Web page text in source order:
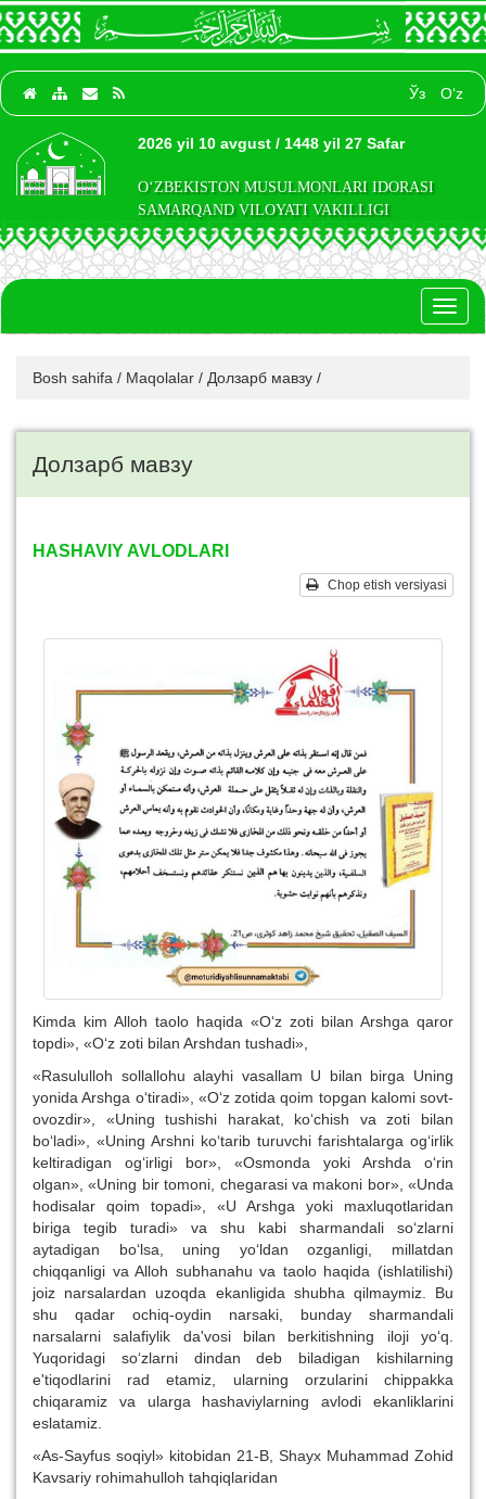
Ўз O‘z
2026 yil 10 avgust / 1448 yil 27 Safar
O‘ZBEKISTON MUSULMONLARI IDORASI
SAMARQAND VILOYATI VAKILLIGI
Bosh sahifa / Maqolalar / Долзарб мавзу /
Долзарб мавзу
HASHAVIY AVLODLARI
Chop etish versiyasi
Kimda kim Alloh taolo haqida «O‘z zoti bilan Arshga qaror
topdi», «O‘z zoti bilan Arshdan tushadi»,
«Rasululloh sollallohu alayhi vasallam U bilan birga Uning
yonida Arshga o‘tiradi», «O‘z zotida qoim topgan kalomi sovt-
ovozdir», «Uning tushishi harakat, ko‘chish va zoti bilan
bo‘ladi», «Uning Arshni ko‘tarib turuvchi farishtalarga og‘irlik
keltiradigan og‘irligi bor», «Osmonda yoki Arshda o‘rin
olgan», «Uning bir tomoni, chegarasi va makoni bor», «Unda
hodisalar qoim topadi», «U Arshga yoki maxluqotlaridan
biriga tegib turadi» va shu kabi sharmandali so‘zlarni
aytadigan bo‘lsa, uning yo‘ldan ozganligi, millatdan
chiqqanligi va Alloh subhanahu va taolo haqida (ishlatilishi)
joiz narsalardan uzoqda ekanligida shubha qilmaymiz. Bu
shu qadar ochiq-oydin narsaki, bunday sharmandali
narsalarni salafiylik da'vosi bilan berkitishning iloji yo‘q.
Yuqoridagi so‘zlarni dindan deb biladigan kishilarning
e'tiqodlarini rad etamiz, ularning orzularini chippakka
chiqaramiz va ularga hashaviylarning avlodi ekanliklarini
eslatamiz.
«As-Sayfus soqiyl» kitobidan 21-B, Shayx Muhammad Zohid
Kavsariy rohimahulloh tahqiqlaridan